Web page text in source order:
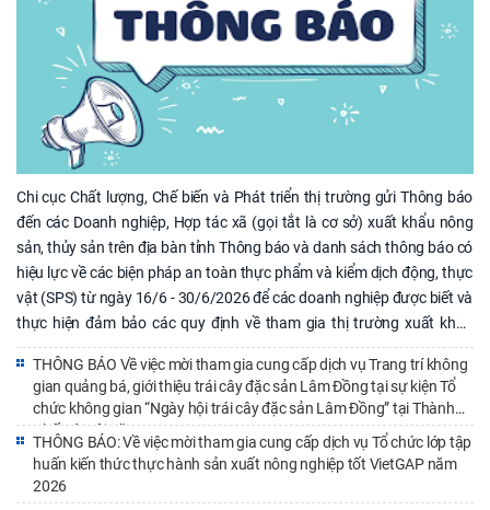
trường trong bối cảnh mới. Sự kiện hợp tác lần này không chỉ mở ra cơ
hội kinh doanh thiết thực cho doanh nghiệp, hợp tác xã của cả hai tỉnh,
mà còn khẳng định vai trò cầu nối tích cực của các cơ quan quản lý
nhà nước. Trong thời gian tới, hai đơn vị sẽ tiếp tục duy trì kênh thông
tin liên lạc, hỗ trợ kiểm soát chất lượng nông sản lưu thông giữa hai địa
phương, hướng tới xây dựng chuỗi cung ứng nông sản an toàn, bền
Chi cục Chất lượng, Chế biến và Phát triển thị trường gửi Thông báo
đến các Doanh nghiệp, Hợp tác xã (gọi tắt là cơ sở) xuất khẩu nông
sản, thủy sản trên địa bàn tỉnh Thông báo và danh sách thông báo có
hiệu lực về các biện pháp an toàn thực phẩm và kiểm dịch động, thực
vật (SPS) từ ngày 16/6 - 30/6/2026 để các doanh nghiệp được biết và
thực hiện đảm bảo các quy định về tham gia thị trường xuất khẩu
(Kèm theo Thông báo và phụ lục danh sách thông báo dự thảo quy
định có hiệu lực về các biện pháp an toàn thực phẩm và kiểm dịch
động thực vật (SPS) của thành viên tổ chức thương mại thế giới (WTO)
từ ngày 01 - 15/7/2026 của Văn phòng SPS Việt Nam chi tiết tại
đường link:
https://drive.google.com/drive/folders/
usp=sharing hoặc mã QR kèm theo Thông báo này). Trong quá trình
THÔNG BÁO Về việc mời tham gia cung cấp dịch vụ Trang trí không
gian quảng bá, giới thiệu trái cây đặc sản Lâm Đồng tại sự kiện Tổ
chức không gian “Ngày hội trái cây đặc sản Lâm Đồng” tại Thành
Phố Hà Nội năm 2026
THÔNG BÁO: Về việc mời tham gia cung cấp dịch vụ Tổ chức lớp tập
huấn kiến thức thực hành sản xuất nông nghiệp tốt VietGAP năm
2026